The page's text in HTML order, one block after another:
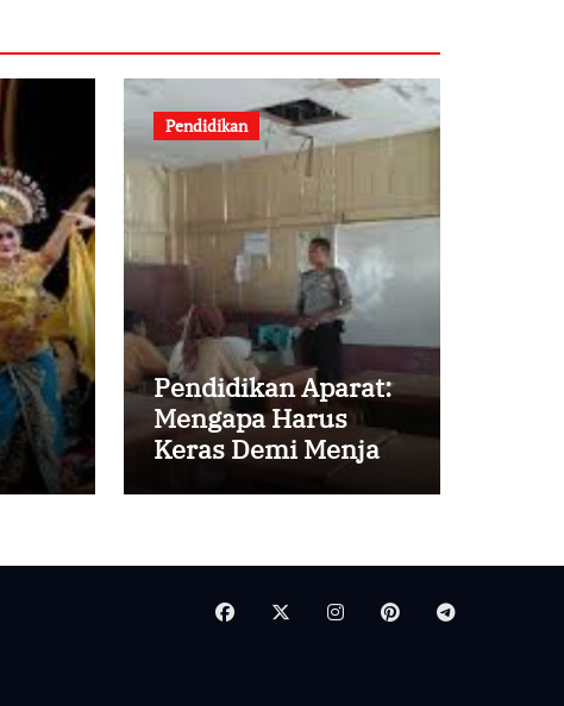
Pendidikan
Pendidikan Aparat:
Mengapa Harus
Keras Demi Menjaga
Ketahanan Negara